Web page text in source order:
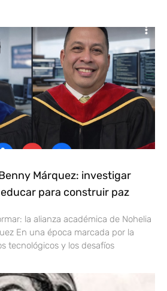
Márquez: investigar
para construir paz
la alianza académica de Nohelia
En una época marcada por la
tecnológicos y los desafíos